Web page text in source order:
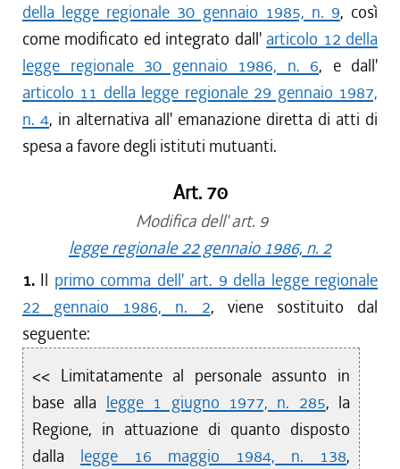
della legge regionale 30 gennaio 1985, n. 9, così
come modificato ed integrato dall' articolo 12 della
legge regionale 30 gennaio 1986, n. 6, e dall'
articolo 11 della legge regionale 29 gennaio 1987,
n. 4, in alternativa all' emanazione diretta di atti di
spesa a favore degli istituti mutuanti.
Art. 70
Modifica dell' art. 9
legge regionale 22 gennaio 1986, n. 2
1. Il primo comma dell' art. 9 della legge regionale
22 gennaio 1986, n. 2, viene sostituito dal
seguente:
<< Limitatamente al personale assunto in
base alla legge 1 giugno 1977, n. 285, la
Regione, in attuazione di quanto disposto
dalla legge 16 maggio 1984, n. 138,